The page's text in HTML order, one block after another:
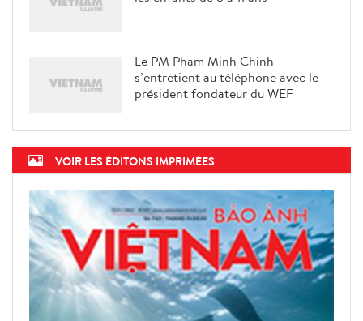
Le PM Pham Minh Chinh
s’entretient au téléphone avec le
président fondateur du WEF
VOIR LES ÉDITONS IMPRIMÉES